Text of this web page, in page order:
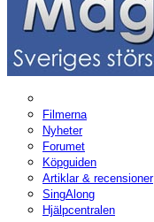
Filmerna
Nyheter
Forumet
Köpguiden
Artiklar & recensioner
SingAlong
Hjälpcentralen